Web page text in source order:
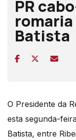
PR
romaria
Batista
O Presidente da
esta segunda-
Batista, entre